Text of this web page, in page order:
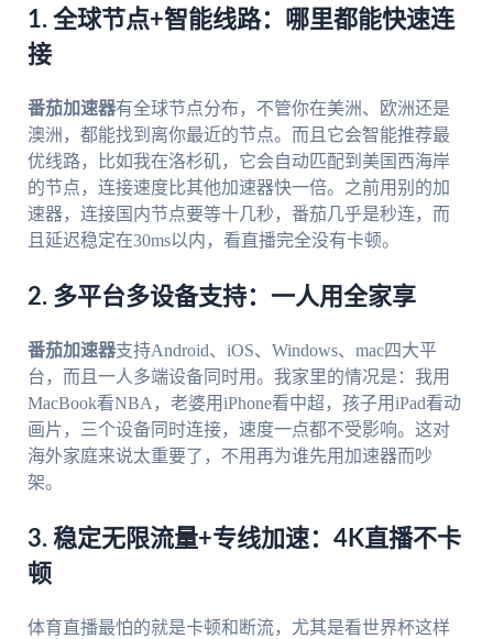
1. 全球节点+智能线路：哪里都能快速连
接
番茄加速器有全球节点分布，不管你在美洲、欧洲还是
澳洲，都能找到离你最近的节点。而且它会智能推荐最
优线路，比如我在洛杉矶，它会自动匹配到美国西海岸
的节点，连接速度比其他加速器快一倍。之前用别的加
速器，连接国内节点要等十几秒，番茄几乎是秒连，而
且延迟稳定在30ms以内，看直播完全没有卡顿。
2. 多平台多设备支持：一人用全家享
番茄加速器支持Android、iOS、Windows、mac四大平
台，而且一人多端设备同时用。我家里的情况是：我用
MacBook看NBA，老婆用iPhone看中超，孩子用iPad看动
画片，三个设备同时连接，速度一点都不受影响。这对
海外家庭来说太重要了，不用再为谁先用加速器而吵
架。
3. 稳定无限流量+专线加速：4K直播不卡
顿
体育直播最怕的就是卡顿和断流，尤其是看世界杯这样